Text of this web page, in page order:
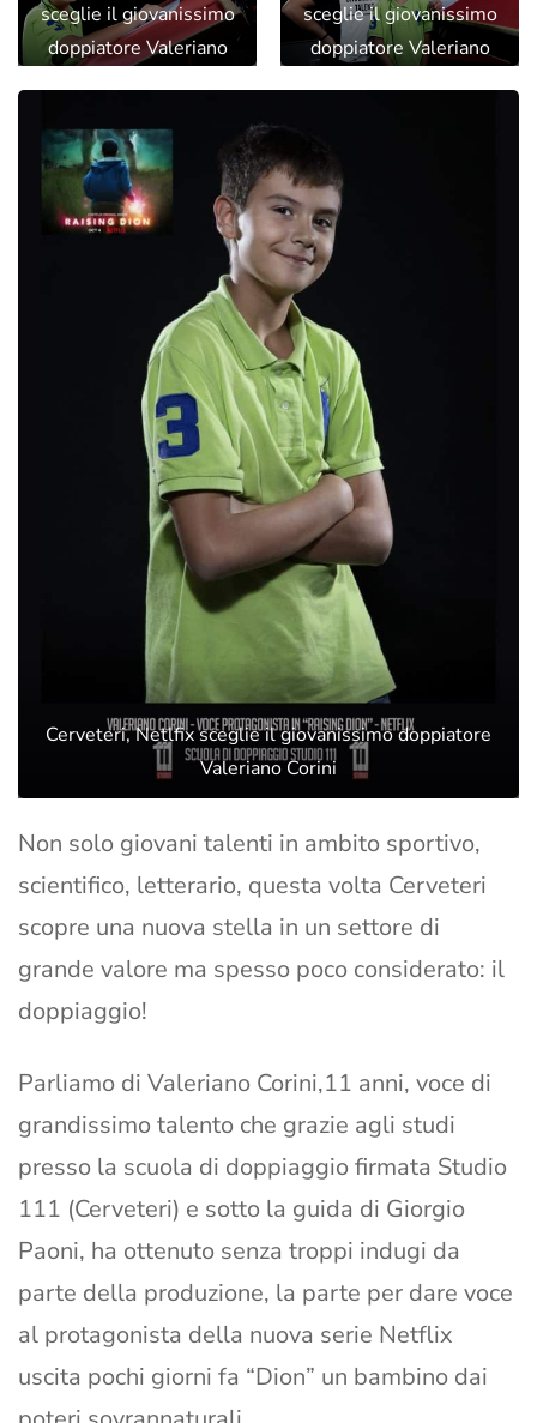
sceglie il giovanissimo
doppiatore Valeriano
sceglie il giovanissimo
doppiatore Valeriano
Cerveteri, Netlfix sceglie il giovanissimo doppiatore
Valeriano Corini
Non solo giovani talenti in ambito sportivo,
scientifico, letterario, questa volta Cerveteri
scopre una nuova stella in un settore di
grande valore ma spesso poco considerato: il
doppiaggio!
Parliamo di Valeriano Corini,11 anni, voce di
grandissimo talento che grazie agli studi
presso la scuola di doppiaggio firmata Studio
111 (Cerveteri) e sotto la guida di Giorgio
Paoni, ha ottenuto senza troppi indugi da
parte della produzione, la parte per dare voce
al protagonista della nuova serie Netflix
uscita pochi giorni fa “Dion” un bambino dai